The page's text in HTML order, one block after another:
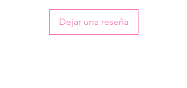
Dejar una reseña